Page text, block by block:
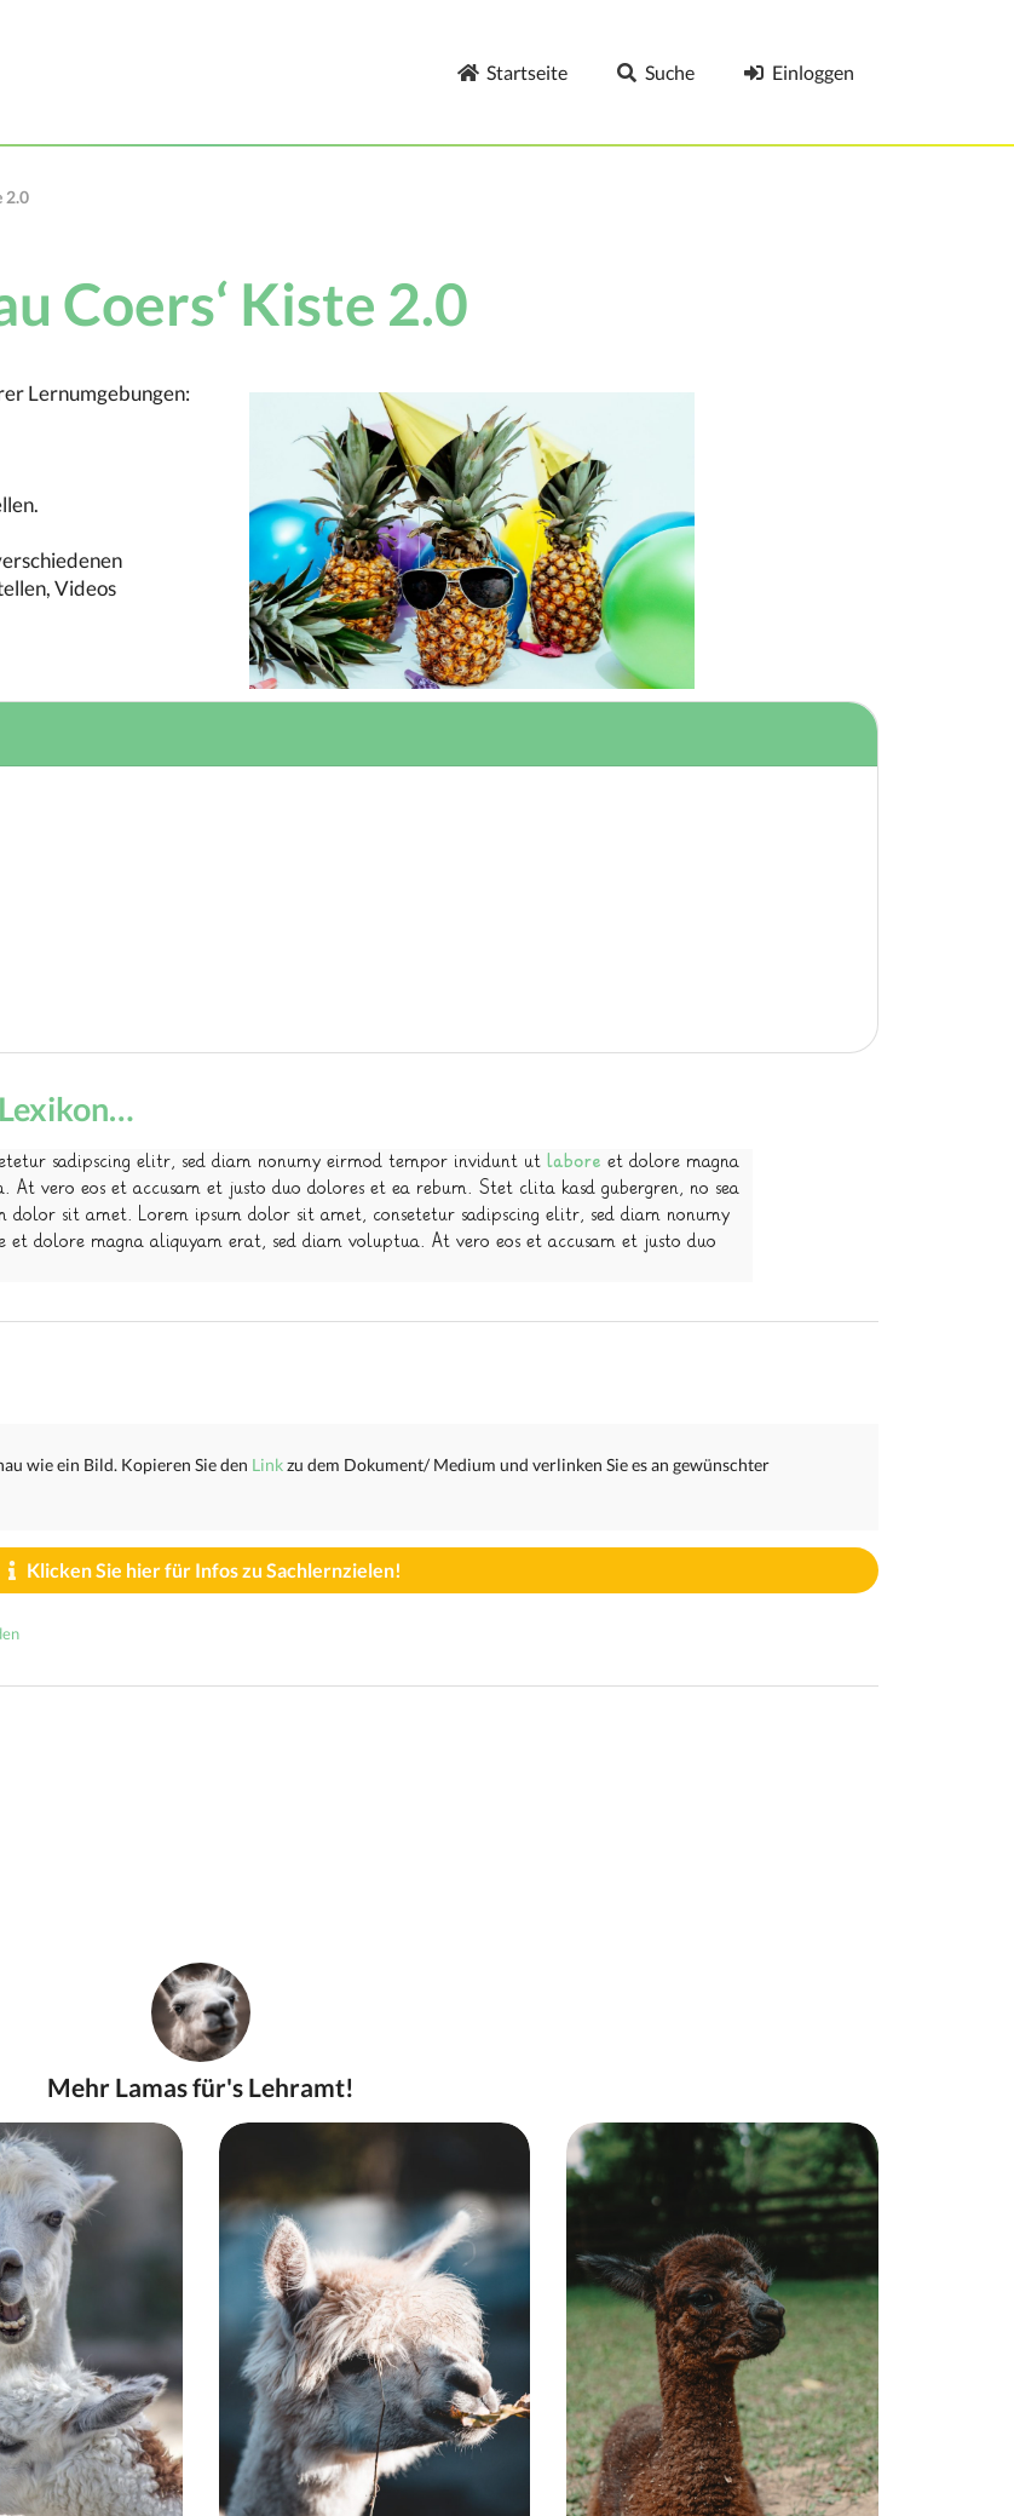
Startseite Suche Einloggen
2.0
Coers‘ Kiste 2.0
Lernumgebungen:
Videos
sadipscing elitr, sed diam nonumy eirmod tempor invidunt ut labore et dolore magna
At vero eos et accusam et justo duo dolores et ea rebum. Stet clita kasd gubergren, no sea
dolor sit amet. Lorem ipsum dolor sit amet, consetetur sadipscing elitr, sed diam nonumy
dolore magna aliquyam erat, sed diam voluptua. At vero eos et accusam et justo duo
wie ein Bild. Kopieren Sie den Linkzu dem Dokument/ Medium und verlinken Sie es an gewünschter
Klicken Sie hier für Infos zu Sachlernzielen!
Mehr Lamas für's Lehramt!